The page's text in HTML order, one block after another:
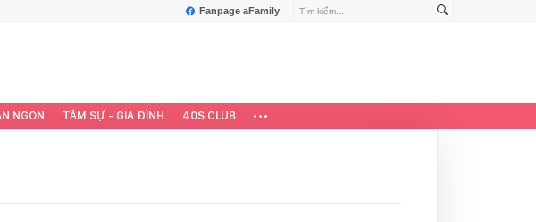
Fanpage aFamily
NGON TÂM SỰ - GIA ĐÌNH 40S CLUB